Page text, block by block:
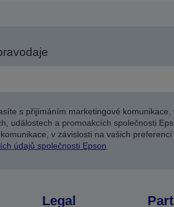
s přijímáním marketingové
událostech a promoakcích společnosti
v závislosti na vašich
údajů společnosti Epson
Legal